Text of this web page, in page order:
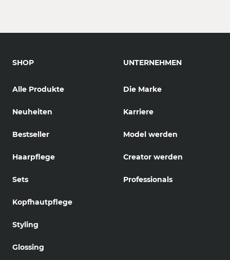
SHOP
Alle Produkte
Neuheiten
Bestseller
Haarpflege
Sets
Kopfhautpflege
Styling
Glossing
UNTERNEHMEN
Die Marke
Karriere
Model werden
Creator werden
Professionals